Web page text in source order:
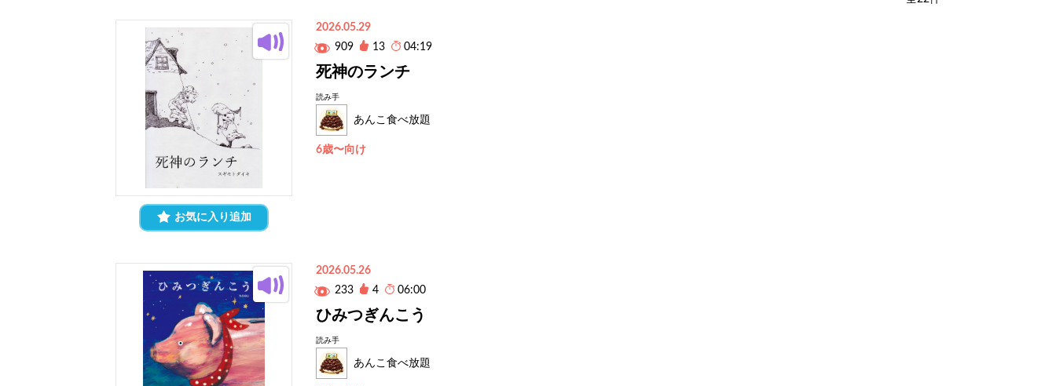
お気に入り追加
2026.05.29
909
13 04:19
死神のランチ
読み手
あんこ食べ放題
6歳〜向け
2026.05.26
233
4 06:00
ひみつぎんこう
読み手
あんこ食べ放題